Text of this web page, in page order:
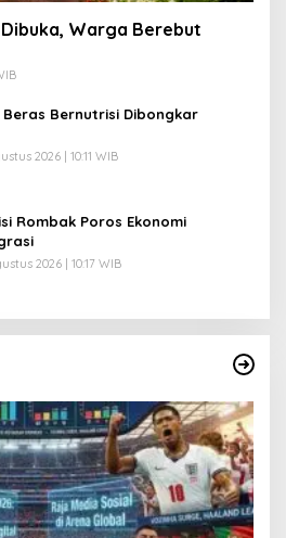
Warga Berebut
Beras Bernutrisi Dibongkar
2026 | 10:11 WIB
Rombak Poros Ekonomi
2026 | 10:17 WIB